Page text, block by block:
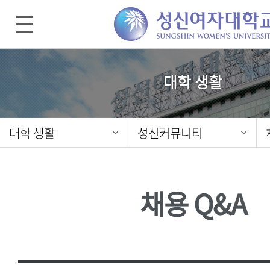
대학 생활
대학 생활 성신커뮤니티
채용 Q&A